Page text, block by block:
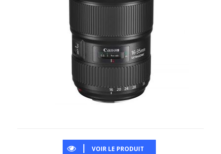
VOIR LE PRODUIT